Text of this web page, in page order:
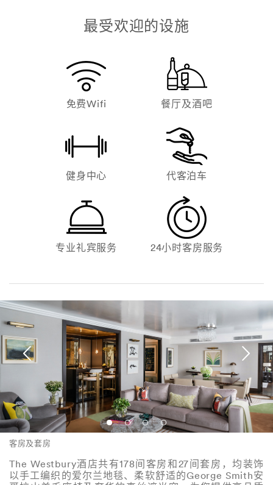
最受欢迎的设施
免费Wifi 餐厅及酒吧
健身中心 代客泊车
专业礼宾服务 24小时客房服务
客房及套房
The Westbury酒店共有178间客房和27间套房，均装饰
以手工编织的爱尔兰地毯、柔软舒适的George Smith安